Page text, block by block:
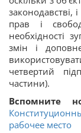
законодавстві,
прав і
необхідності
змін і
четвертий
частини).
Вспомните
рабочее место